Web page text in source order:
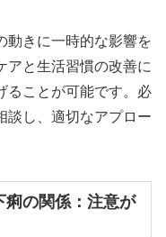
動きに一時的な影響を
アと生活習慣の改善に
ることが可能です。必
談し、適切なアプロー
痢の関係：注意が